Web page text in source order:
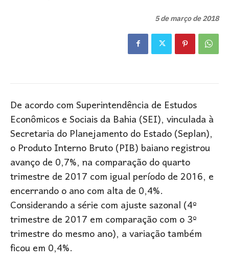
5 de março de 2018
De acordo com Superintendência de Estudos
Econômicos e Sociais da Bahia (SEI), vinculada à
Secretaria do Planejamento do Estado (Seplan),
o Produto Interno Bruto (PIB) baiano registrou
avanço de 0,7%, na comparação do quarto
trimestre de 2017 com igual período de 2016, e
encerrando o ano com alta de 0,4%.
Considerando a série com ajuste sazonal (4º
trimestre de 2017 em comparação com o 3º
trimestre do mesmo ano), a variação também
ficou em 0,4%.